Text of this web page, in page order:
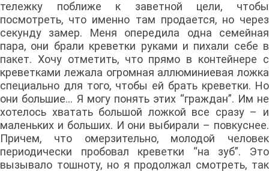
тележку поближе к заветной цели, чтобы
посмотреть, что именно там продается, но через
секунду замер. Меня опередила одна семейная
пара, они брали креветки руками и пихали себе в
пакет. Хочу отметить, что прямо в контейнере с
креветками лежала огромная аллюминиевая ложка
специально для того, чтобы ей брать креветки. Но
они большие… Я могу понять этих “граждан”. Им не
хотелось хватать большой ложкой все сразу – и
маленьких и больших. И они выбирали – повкуснее.
Причем, что омерзительно, молодой человек
периодически пробовал креветки “на зуб”. Это
вызывало тошноту, но я продолжал смотреть, так